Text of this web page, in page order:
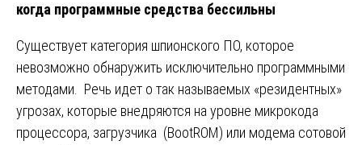
когда программные средства бессильны
Существует категория шпионского ПО, которое
невозможно обнаружить исключительно программными
методами. Речь идет о так называемых «резидентных»
угрозах, которые внедряются на уровне микрокода
процессора, загрузчика (BootROM) или модема сотовой